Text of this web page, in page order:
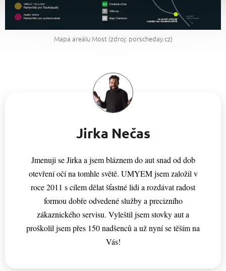
Mapa areálu Most (zdroj: porscheday.cz)
Jirka Nečas
Jmenuji se Jirka a jsem bláznem do aut snad od dob
otevření očí na tomhle světě. UMYEM jsem založil v
roce 2011 s cílem dělat šťastné lidi a rozdávat radost
formou dobře odvedené služby a precizního
zákaznického servisu. Vyleštil jsem stovky aut a
proškolil jsem přes 150 nadšenců a už nyní se těším na
Vás!